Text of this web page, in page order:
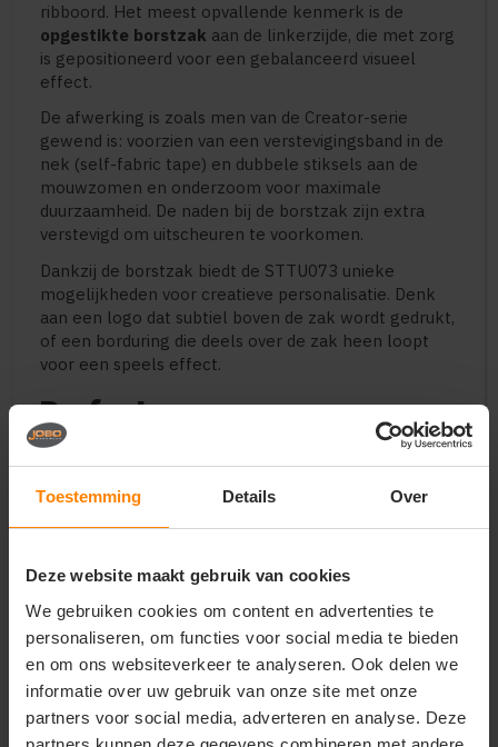
Toestemming Details Over
Deze website maakt gebruik van cookies
We gebruiken cookies om content en advertenties te
personaliseren, om functies voor social media te bieden
en om ons websiteverkeer te analyseren. Ook delen we
informatie over uw gebruik van onze site met onze
partners voor social media, adverteren en analyse. Deze
ribboord. Het meest opvallende kenmerk is de
opgestikte borstzak aan de linkerzijde, die met zorg
is gepositioneerd voor een gebalanceerd visueel
effect.
De afwerking is zoals men van de Creator-serie
gewend is: voorzien van een verstevigingsband in de
nek (self-fabric tape) en dubbele stiksels aan de
mouwzomen en onderzoom voor maximale
duurzaamheid. De naden bij de borstzak zijn extra
verstevigd om uitscheuren te voorkomen.
Dankzij de borstzak biedt de STTU073 unieke
mogelijkheden voor creatieve personalisatie. Denk
aan een logo dat subtiel boven de zak wordt gedrukt,
of een borduring die deels over de zak heen loopt
voor een speels effect.
Perfect voor
Lifestyle- en modemerken die een "pocket tee" in
hun collectie willen
Moderne bedrijfskleding met een informele,
Gepersonaliseerde vrijetijdskleding met een
functioneel detail
Consumenten die de kwaliteit van de Creator
zoeken met een extra accent
Belangrijkste kenmerken
100% biologisch katoen (Ring Spun Combed)